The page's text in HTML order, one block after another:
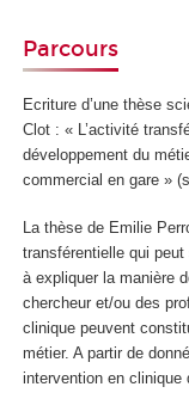
Parcours
Ecriture d’une thèse
Clot : « L’activité
développement du
commercial en gare »
La thèse de Emilie
transférentielle qui
à expliquer la manière
chercheur et/ou des
clinique peuvent
métier. A partir de
intervention en clinique